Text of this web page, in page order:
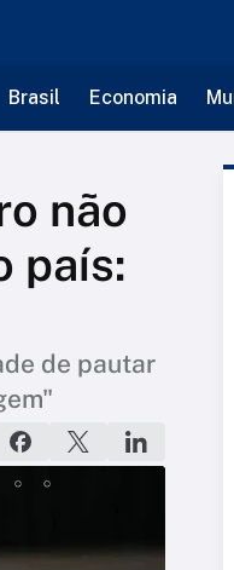
Brasil Economia
não
país:
de pautar